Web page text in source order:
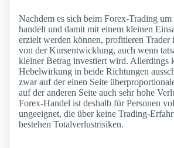
Nachdem es sich beim Forex-Trading um
handelt und damit mit einem kleinen
erzielt werden können, profitieren Trader
von der Kursentwicklung, auch wenn
kleiner Betrag investiert wird. Allerdings
Hebelwirkung in beide Richtungen
zwar auf der einen Seite
auf der anderen Seite auch sehr hohe
Forex-Handel ist deshalb für Personen
ungeeignet, die über keine Trading-
bestehen Totalverlustrisiken.